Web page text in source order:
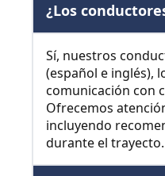
¿Los
Sí, nuestros
(español e inglés),
comunicación con
Ofrecemos
incluyendo
durante el trayecto.